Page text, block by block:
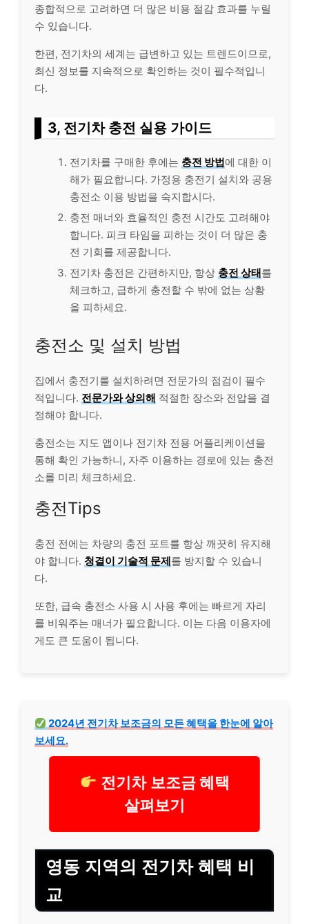
종합적으로 고려하면 더 많은 비용 절감 효과를 누릴
수 있습니다.
한편, 전기차의 세계는 급변하고 있는 트렌드이므로,
최신 정보를 지속적으로 확인하는 것이 필수적입니
다.
3, 전기차 충전 실용 가이드
전기차를 구매한 후에는 충전 방법에 대한 이
해가 필요합니다. 가정용 충전기 설치와 공용
충전소 이용 방법을 숙지합시다.
충전 매너와 효율적인 충전 시간도 고려해야
합니다. 피크 타임을 피하는 것이 더 많은 충
전 기회를 제공합니다.
전기차 충전은 간편하지만, 항상 충전 상태를
체크하고, 급하게 충전할 수 밖에 없는 상황
을 피하세요.
충전소 및 설치 방법
집에서 충전기를 설치하려면 전문가의 점검이 필수
적입니다. 전문가와 상의해 적절한 장소와 전압을 결
정해야 합니다.
충전소는 지도 앱이나 전기차 전용 어플리케이션을
통해 확인 가능하니, 자주 이용하는 경로에 있는 충전
소를 미리 체크하세요.
충전Tips
충전 전에는 차량의 충전 포트를 항상 깨끗히 유지해
야 합니다. 청결이 기술적 문제를 방지할 수 있습니
다.
또한, 급속 충전소 사용 시 사용 후에는 빠르게 자리
를 비워주는 매너가 필요합니다. 이는 다음 이용자에
게도 큰 도움이 됩니다.
2024년 전기차 보조금의 모든 혜택을 한눈에 알아
보세요.
전기차 보조금 혜택
살펴보기
영동 지역의 전기차 혜택 비
교